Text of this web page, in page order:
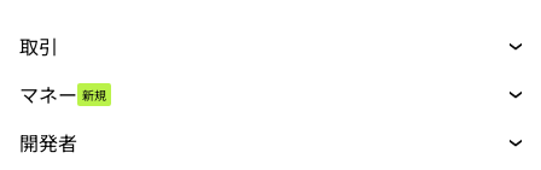
取引
パーペチュアル
マネー 新規
開発者